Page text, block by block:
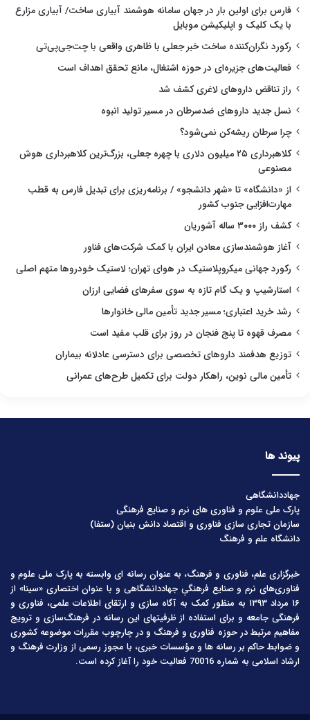
فارس برای اولین بار در جهان سامانه هوشمند آبیاری ساخت/ آبیاری مزارع
با یک کلیک و اپلیکیشن موبایل
رکورد نگران‌کننده ساخت خبر جعلی با ظاهری واقعی با چت‌جی‌پی‌تی
فعالیت‌های جزیره‌ای در حوزه اشتغال، مانع تحقق اهداف است
راز تناقض داروهای لاغری کشف شد
نسل جدید داروهای ضدسرطان در مسیر تولید انبوه
چرا سرطان ریشه‌کن نمی‌شود؟
کلاهبرداری ۲۵ میلیون دلاری با چهره جعلی، بزرگ‌ترین کلاهبرداری هوش
مصنوعی
از «دانشگاه» تا «شهر دانشجو» / برنامه‌ریزی برای تبدیل فارس به قطب
مهارت‌افزایی جنوب کشور
کشف راز ۳۰۰۰ ساله آشوریان
آغاز هوشمندسازی معادن ایران با کمک شرکت‌های فناور
رکورد جهانی میکروپلاستیک در هوای تهران؛ لاستیک خودروها متهم اصلی
استارشیپ و یک گام تازه به سوی سفرهای فضایی ارزان
رشد خرید اعتباری؛ مسیر جدید تأمین مالی خانوارها
مصرف قهوه تا پنج فنجان در روز برای قلب مفید است
توزیع هدفمند داروهای تخصصی برای دسترسی عادلانه بیماران
تأمین مالی نوین، راهکار دولت برای تکمیل طرح‌های عمرانی
پیوند ها
جهاددانشگاهی
پارک ملی علوم و فناوری های نرم و صنایع فرهنگی
سازمان تجاری سازی فناوری و اقتصاد دانش بنیان (ستفا)
دانشگاه علم و فرهنگ
خبرگزاری علم، فناوری و فرهنگ، به عنوان رسانه ای وابسته به پارک ملی علوم و
فناوری‌های نرم و صنایع فرهنگیِ جهاددانشگاهی و با عنوان اختصاری «سینا» از
۱۶ مرداد ۱۳۹۳ به منظور کمک به آگاه سازی و ارتقای اطلاعات علمی، فناوری و
فرهنگی جامعه و برای استفاده از ظرفیتهای این رسانه در فرهنگ‌سازی و ترویج
مفاهیم مرتبط در حوزه فناوری و فرهنگ و در چارچوب مقررات موضوعه کشوری
و ضوابط حاکم بر رسانه ها و مؤسسات خبری، با مجوز رسمی از وزارت فرهنگ و
ارشاد اسلامی به شماره 70016 فعالیت خود را آغاز کرده است.